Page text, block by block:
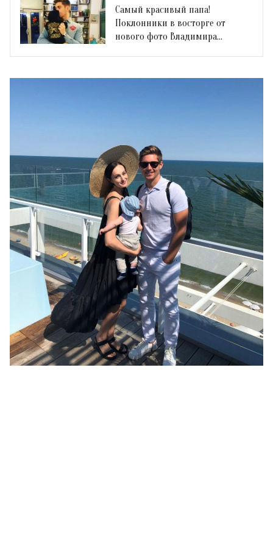
Самый красивый папа!
Поклонники в восторге от
нового фото Владимира